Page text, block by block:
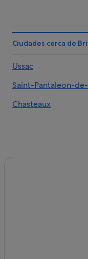
Donzenac hoteles
Saint-Aulaire hoteles
Saint-Pardoux-
Objat hoteles
Ciudades cerca de
Ussac
Saint-Pantaleon-
Chasteaux